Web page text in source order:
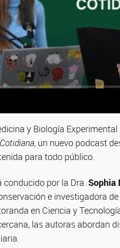
y Biología
, un nuevo podcast
para todo público.
conducido por la Dra. Sophia
e investigadora de
en Ciencia y
las autoras abordan